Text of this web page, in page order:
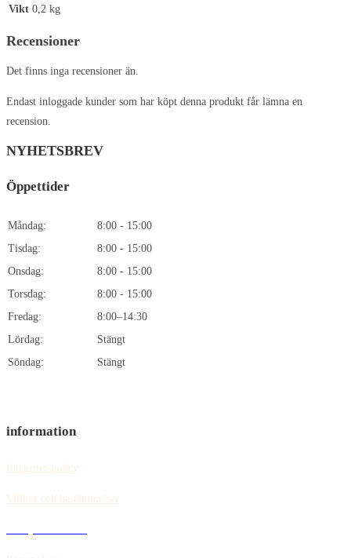
Vikt 0,2 kg
Recensioner
Det finns inga recensioner än.
Endast inloggade kunder som har köpt denna produkt får lämna en
recension.
NYHETSBREV
Öppettider
Måndag:
8:00 - 15:00
Tisdag:
8:00 - 15:00
Onsdag:
8:00 - 15:00
Torsdag:
8:00 - 15:00
Fredag:
8:00–14:30
Lördag:
Stängt
Söndag:
Stängt
information
Integritetspolicy
Villkor och bestämmelser